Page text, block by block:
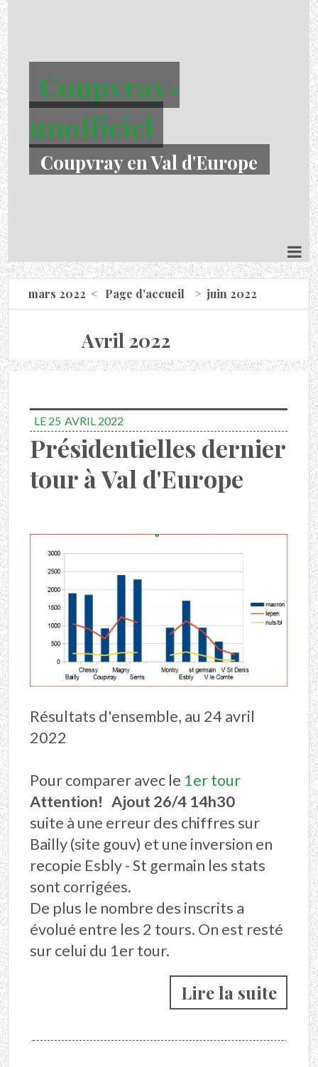
Coupvray-
unofficiel
Coupvray en Val d'Europe
mars 2022 Page d'accueil juin 2022
Avril 2022
LE 25 AVRIL 2022
Présidentielles dernier
tour à Val d'Europe
Résultats d'ensemble, au 24 avril
2022
Pour comparer avec le 1er tour
Attention! Ajout 26/4 14h30
suite à une erreur des chiffres sur
Bailly (site gouv) et une inversion en
recopie Esbly - St germain les stats
sont corrigées.
De plus le nombre des inscrits a
évolué entre les 2 tours. On est resté
sur celui du 1er tour.
Lire la suite